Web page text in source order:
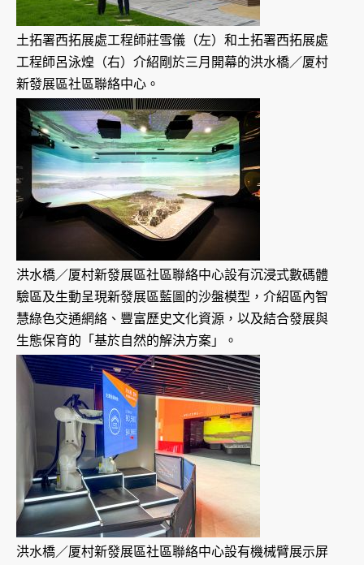
土拓署西拓展處工程師莊雪儀（左）和土拓署西拓展處
工程師呂泳煌（右）介紹剛於三月開幕的洪水橋／厦村
新發展區社區聯絡中心。
洪水橋／厦村新發展區社區聯絡中心設有沉浸式數碼體
驗區及生動呈現新發展區藍圖的沙盤模型，介紹區內智
慧綠色交通網絡、豐富歷史文化資源，以及結合發展與
生態保育的「基於自然的解決方案」。
洪水橋／厦村新發展區社區聯絡中心設有機械臂展示屏